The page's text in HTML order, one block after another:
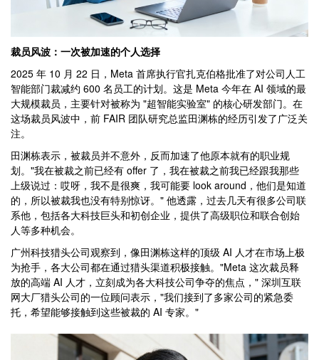
裁员风波：一次被加速的个人选择
2025 年 10 月 22 日，Meta 首席执行官扎克伯格批准了对公司人工
智能部门裁减约 600 名员工的计划。这是 Meta 今年在 AI 领域的最
大规模裁员，主要针对被称为 "超智能实验室" 的核心研发部门。在
这场裁员风波中，前 FAIR 团队研究总监田渊栋的经历引发了广泛关
注。
田渊栋表示，被裁员并不意外，反而加速了他原本就有的职业规
划。"我在被裁之前已经有 offer 了，我在被裁之前我已经跟我那些
上级说过：哎呀，我不是很爽，我可能要 look around，他们是知道
的，所以被裁我也没有特别惊讶。" 他透露，过去几天有很多公司联
系他，包括各大科技巨头和初创企业，提供了高级职位和联合创始
人等多种机会。
广州科技猎头公司观察到，像田渊栋这样的顶级 AI 人才在市场上极
为抢手，各大公司都在通过猎头渠道积极接触。"Meta 这次裁员释
放的高端 AI 人才，立刻成为各大科技公司争夺的焦点，" 深圳互联
网大厂猎头公司的一位顾问表示，"我们接到了多家公司的紧急委
托，希望能够接触到这些被裁的 AI 专家。"